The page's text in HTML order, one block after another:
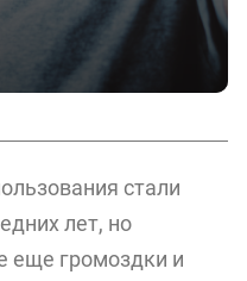
стали
лет, но
еще громоздки и